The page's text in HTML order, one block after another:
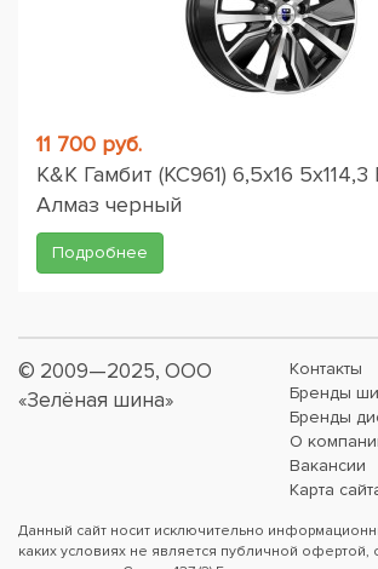
11 700 руб.
K&K Гамбит (КС961) 6,5x16 5x114,3
Алмаз черный
Подробнее
© 2009—2025, ООО
«Зелёная шина»
Контакты
Бренды
Бренды
О
Вакансии
Карта
Данный сайт носит исключительно
каких условиях не является публичной